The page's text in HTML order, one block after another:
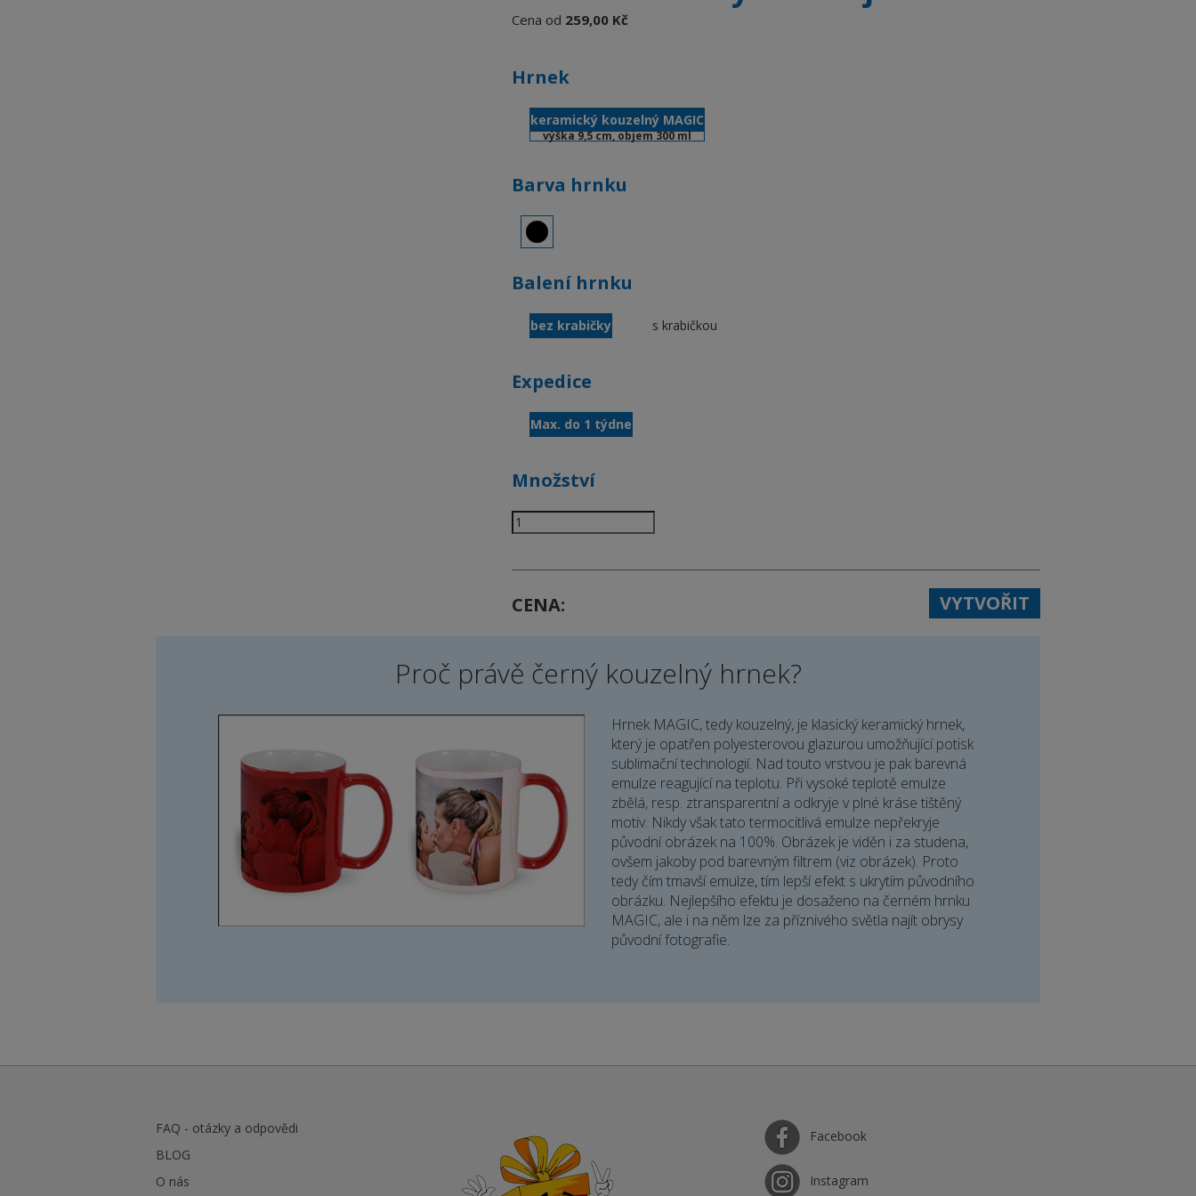
Cena od 259,00 Kč
Hrnek
keramický kouzelný MAGIC
výška 9,5 cm, objem 300 ml
Barva hrnku
Balení hrnku
bez krabičky s krabičkou
Expedice
Max. do 1 týdne
Množství
CENA VYTVOŘIT
Proč právě černý kouzelný hrnek?
Hrnek MAGIC, tedy kouzelný, je klasický keramický hrnek,
který je opatřen polyesterovou glazurou umožňující potisk
sublimační technologií. Nad touto vrstvou je pak barevná
emulze reagující na teplotu. Při vysoké teplotě emulze
zbělá, resp. ztransparentní a odkryje v plné kráse tištěný
motiv. Nikdy však tato termocitlivá emulze nepřekryje
původní obrázek na 100%. Obrázek je viděn i za studena,
ovšem jakoby pod barevným filtrem (viz obrázek). Proto
tedy čím tmavší emulze, tím lepší efekt s ukrytím původního
obrázku. Nejlepšího efektu je dosaženo na černém hrnku
MAGIC, ale i na něm lze za příznivého světla najít obrysy
původní fotografie.
FAQ - otázky a odpovědi
BLOG
O nás
Facebook
Instagram